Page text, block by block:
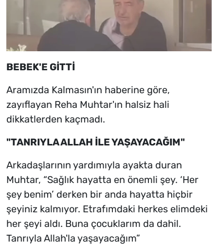
BEBEK'E GİTTİ
Aramızda Kalmasın'ın haberine göre,
zayıflayan Reha Muhtar'ın halsiz hali
dikkatlerden kaçmadı.
"TANRIYLA ALLAH İLE YAŞAYACAĞIM"
Arkadaşlarının yardımıyla ayakta duran
Muhtar, “Sağlık hayatta en önemli şey. ‘Her
şey benim’ derken bir anda hayatta hiçbir
şeyiniz kalmıyor. Etrafımdaki herkes elimdeki
her şeyi aldı. Buna çocuklarım da dahil.
Tanrıyla Allah'la yaşayacağım”